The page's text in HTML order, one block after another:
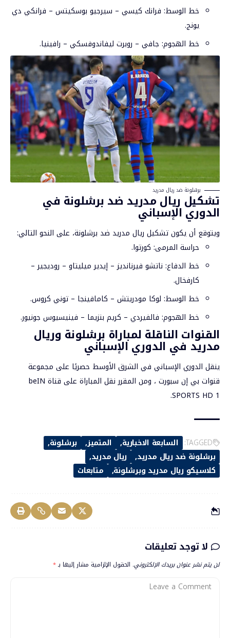
خط الوسط: فرانك كيسي – سيرجيو بوسكيتس – فرانكي دي
يونج.
خط الهجوم: جافي – روبرت ليفاندوفسكي – رافينيا.
برشلونة ضد ريال مدريد
تشكيل ريال مدريد ضد برشلونة في
الدوري الإسباني
ويتوقع أن يكون تشكيل ريال مدريد ضد برشلونة، على النحو التالي:
حراسة المرمى: كورتوا.
خط الدفاع: ناتشو فيرنانديز – إيدير ميليتاو – روديجير –
كارفخال.
خط الوسط: لوكا مودريتش – كامافينجا – توني كروس.
خط الهجوم: فالفيردي – كريم بنزيما – فينيسيوس جونيور.
القنوات الناقلة لمباراة برشلونة وريال
مدريد في الدوري الإسباني
ينقل الدوري الإسباني في الشرق الأوسط حصريًا على مجموعة
قنوات بي إن سبورت ، ومن المقرر نقل المباراة على قناة beIN
SPORTS HD 1.
TAGGED: السابعة الاخبارية المتميز
برشلونة
برشلونة ضد ريال مدريد
ريال مدريد
كلاسيكو ريال مدريد وبرشلونة
متابعات
لا توجد تعليقات
لن يتم نشر عنوان بريدك الإلكتروني. الحقول الإلزامية مشار إليها بـ*